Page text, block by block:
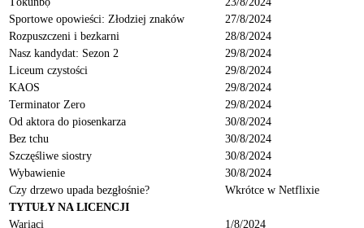
Sportowe opowieści: Złodziej znaków
27/8/2024
Rozpuszczeni i bezkarni
28/8/2024
Nasz kandydat: Sezon 2
29/8/2024
Liceum czystości
29/8/2024
KAOS
29/8/2024
Terminator Zero
29/8/2024
Od aktora do piosenkarza
30/8/2024
Bez tchu
30/8/2024
Szczęśliwe siostry
30/8/2024
Wybawienie
30/8/2024
Czy drzewo upada bezgłośnie?
Wkrótce w Netflixie
TYTUŁY NA LICENCJI
Wariaci
1/8/2024